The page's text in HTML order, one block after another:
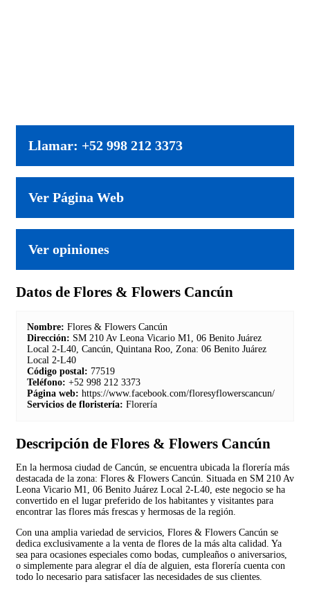
Llamar: +52 998 212 3373
Ver Página Web
Ver opiniones
Datos de Flores & Flowers Cancún
Nombre: Flores & Flowers Cancún
Dirección: SM 210 Av Leona Vicario M1, 06 Benito Juárez
Local 2-L40, Cancún, Quintana Roo, Zona: 06 Benito Juárez
Local 2-L40
Código postal: 77519
Teléfono: +52 998 212 3373
Página web: https://www.facebook.com/floresyflowerscancun/
Servicios de floristería: Florería
Descripción de Flores & Flowers Cancún
En la hermosa ciudad de Cancún, se encuentra ubicada la florería más
destacada de la zona: Flores & Flowers Cancún. Situada en SM 210 Av
Leona Vicario M1, 06 Benito Juárez Local 2-L40, este negocio se ha
convertido en el lugar preferido de los habitantes y visitantes para
encontrar las flores más frescas y hermosas de la región.
Con una amplia variedad de servicios, Flores & Flowers Cancún se
dedica exclusivamente a la venta de flores de la más alta calidad. Ya
sea para ocasiones especiales como bodas, cumpleaños o aniversarios,
o simplemente para alegrar el día de alguien, esta florería cuenta con
todo lo necesario para satisfacer las necesidades de sus clientes.